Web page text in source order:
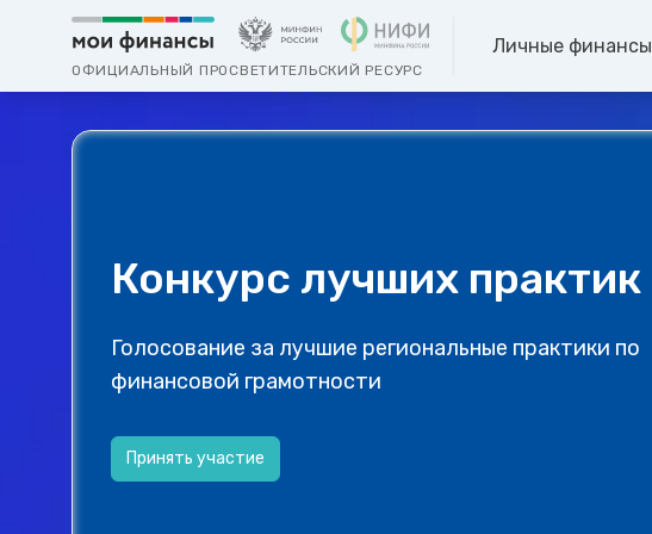
ОФИЦИАЛЬНЫЙ ПРОСВЕТИТЕЛЬСКИЙ РЕСУРС
Личные финансы
Конкурс лучших практик
Голосование за лучшие региональные практики по
финансовой грамотности
Принять участие